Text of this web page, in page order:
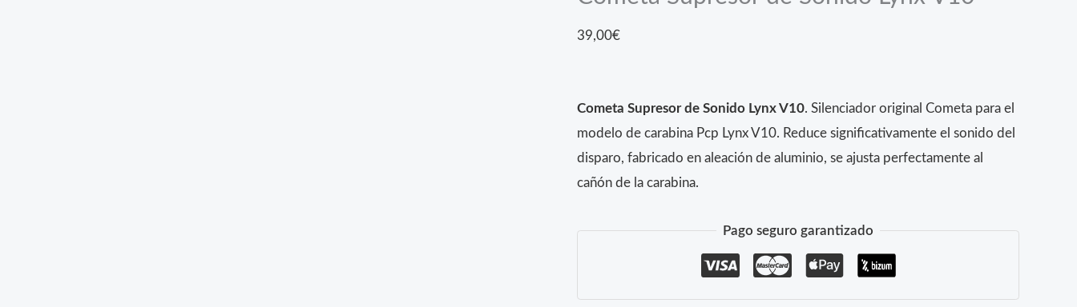
39,00€
Cometa Supresor de Sonido Lynx V10. Silenciador original Cometa para el
modelo de carabina Pcp Lynx V10. Reduce significativamente el sonido del
disparo, fabricado en aleación de aluminio, se ajusta perfectamente al
cañón de la carabina.
Pago seguro garantizado